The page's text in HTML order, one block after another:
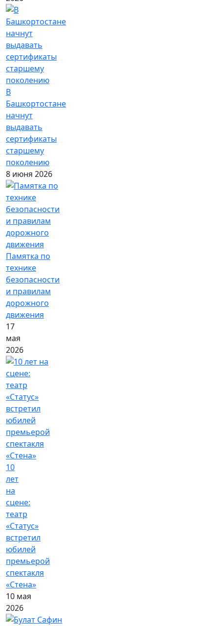
В
Башкортостане
начнут
выдавать
сертификаты
старшему
поколению
8 июня 2026
Памятка по
технике
безопасности
и правилам
дорожного
движения
17
мая
2026
10
лет
на
сцене:
театр
«Статус»
встретил
юбилей
премьерой
спектакля
«Стена»
10 мая
2026